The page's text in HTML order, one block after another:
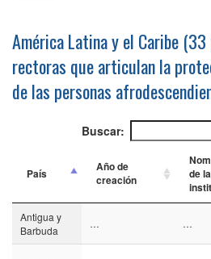
América Latina y el Caribe
rectoras que articulan la
de las personas
Buscar:
País
Año de
creación
de la
Antigua y
Barbuda
… …